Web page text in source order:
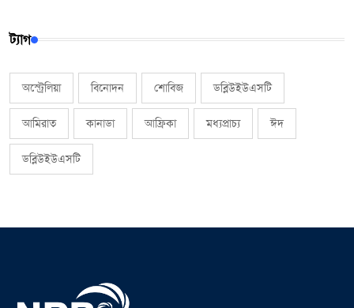
ট্যাগ
অস্ট্রেলিয়া বিনোদন শোবিজ ডব্লিউইউএসটি
আমিরাত কানাডা আফ্রিকা মধ্যপ্রাচ্য ঈদ
ডব্লিউইউএসটি